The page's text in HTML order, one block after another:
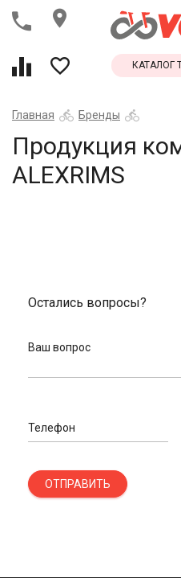
КАТАЛОГ
Главная Бренды
Продукция
ALEXRIMS
Остались вопросы?
Ваш вопрос
Телефон
ОТПРАВИТЬ